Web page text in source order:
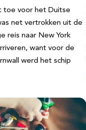
toe voor het Duitse
net vertrokken uit de
reis naar New York
want voor de
werd het schip